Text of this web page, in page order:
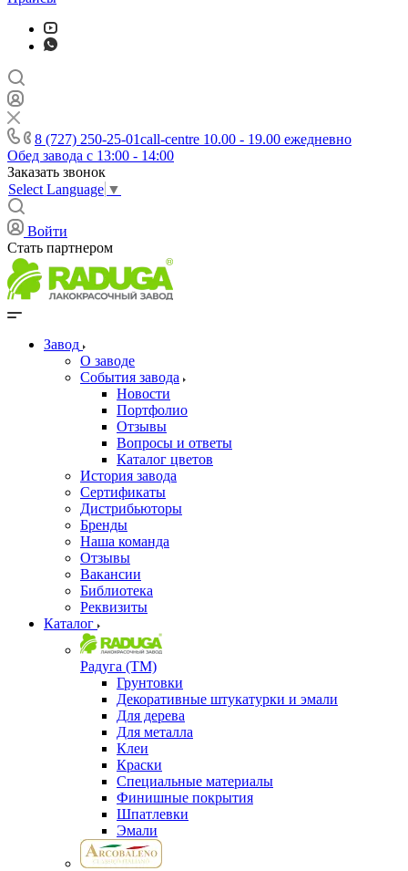
8 (727) 250-25-01call-centre 10.00 - 19.00 ежедневно
Обед завода с 13:00 - 14:00
Заказать звонок
Select Language ▼
Войти
Стать партнером
Завод
О заводе
События завода
Новости
Портфолио
Отзывы
Вопросы и ответы
Каталог цветов
История завода
Сертификаты
Дистрибьюторы
Бренды
Наша команда
Отзывы
Вакансии
Библиотека
Реквизиты
Каталог
Радуга (ТМ)
Грунтовки
Декоративные штукатурки и эмали
Для дерева
Для металла
Клеи
Краски
Специальные материалы
Финишные покрытия
Шпатлевки
Эмали